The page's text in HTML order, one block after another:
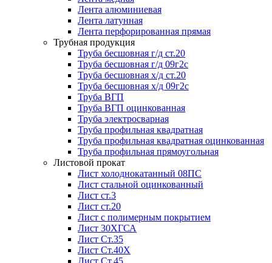
Лента алюминиевая
Лента латунная
Лента перфорированная прямая
Трубная продукция
Труба бесшовная г/д ст.20
Труба бесшовная г/д 09г2с
Труба бесшовная х/д ст.20
Труба бесшовная х/д 09г2с
Труба ВГП
Труба ВГП оцинкованная
Труба электросварная
Труба профильная квадратная
Труба профильная квадратная оцинкованная
Труба профильная прямоугольная
Листовой прокат
Лист холоднокатанный 08ПС
Лист стальной оцинкованный
Лист ст.3
Лист ст.20
Лист с полимерным покрытием
Лист 30ХГСА
Лист Ст.35
Лист Ст.40Х
Лист Ст.45